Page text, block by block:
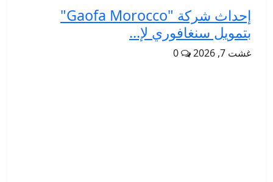
إحداث شركة "Gaofa Morocco"
بتمويل سنغافوري لإ...
غشت 7, 2026 0